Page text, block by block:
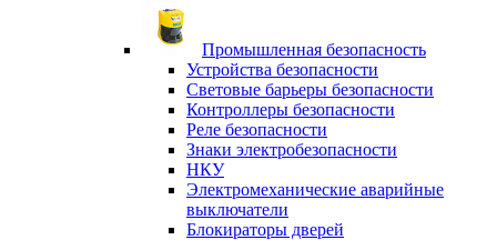
Промышленная безопасность
Устройства безопасности
Световые барьеры безопасности
Контроллеры безопасности
Реле безопасности
Знаки электробезопасности
НКУ
Электромеханические аварийные
выключатели
Блокираторы дверей